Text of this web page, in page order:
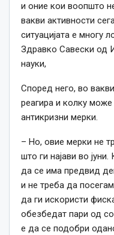
и оние кои воопшто
вакви активности
ситуацијата е многу
Здравко Савески од
науки,
Според него, во
реагира и колку
антикризни мерки.
– Но, овие мерки не
што ги најави во
да се има предвид
и не треба да
да ги искористи
обезбедат пари од
е да се подобри